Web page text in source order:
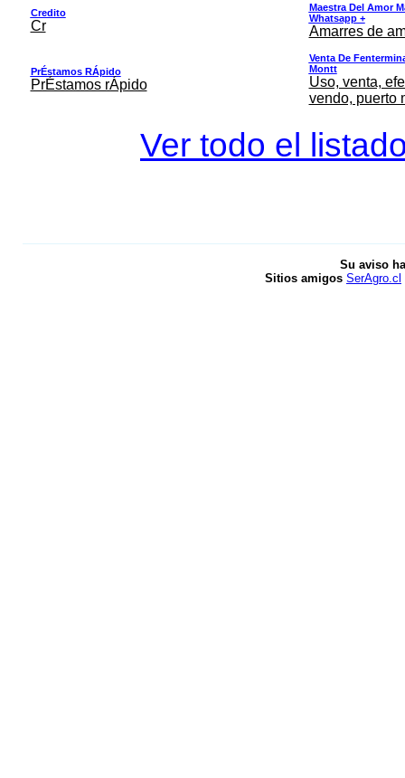
Credito
Cr
Maestra Del Amor
Whatsapp +
Amarres de
PrÉstamos RÁpido
PrÉstamos rÁpido
Venta De
Montt
Uso, venta,
vendo, puerto
Ver todo el
Su aviso
Sitios amigos SerAgro.cl